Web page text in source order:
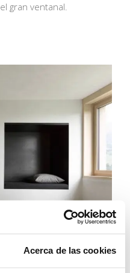
Acerca de las cookies
gran ventanal.
que recorre toda la